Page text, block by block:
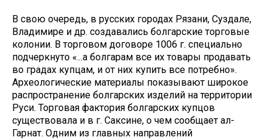
В свою очередь, в русских городах Рязани, Суздале,
Владимире и др. создавались болгарские торговые
колонии. В торговом договоре 1006 г. специально
подчеркнуто «...а болгарам все их товары продавать
во градах купцам, и от них купить все потребно».
Археологические материалы показывают широкое
распространение болгарских изделий на территории
Руси. Торговая фактория болгарских купцов
существовала и в г. Саксине, о чем сообщает ал-
Гарнат. Одним из главных направлений